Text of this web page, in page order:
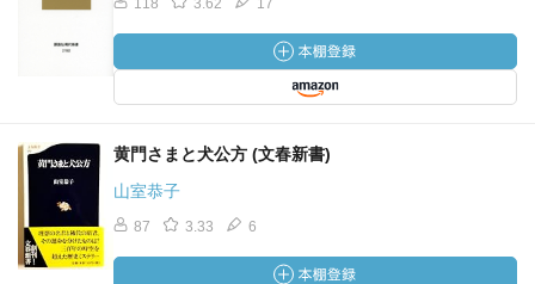
118 3.62 17
黄門さまと犬公方 (文春新書)
山室恭子
87 3.33 6